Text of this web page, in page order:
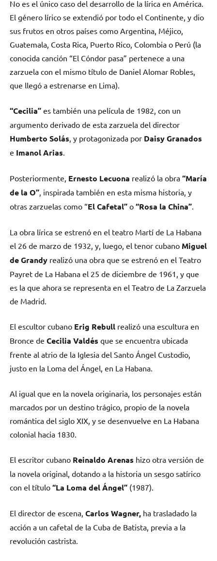
No es el único caso del desarrollo de la lírica en América.
El género lírico se extendió por todo el Continente, y dio
sus frutos en otros países como Argentina, Méjico,
Guatemala, Costa Rica, Puerto Rico, Colombia o Perú (la
conocida canción “El Cóndor pasa” pertenece a una
zarzuela con el mismo título de Daniel Alomar Robles,
que llegó a estrenarse en Lima).
“Cecilia” es también una película de 1982, con un
argumento derivado de esta zarzuela del director
Humberto Solás , y protagonizada por Daisy Granados
e Imanol Arias
Posteriormente, Ernesto Lecuona realizó la obra “María
de la O” , inspirada también en esta misma historia, y
otras zarzuelas como “El Cafetal” o “Rosa la China”
La obra lírica se estrenó en el teatro Martí de La Habana
el 26 de marzo de 1932, y, luego, el tenor cubano Miguel
de Grandy realizó una obra que se estrenó en el Teatro
Payret de La Habana el 25 de diciembre de 1961, y que
es la que ahora se representa en el Teatro de La Zarzuela
de Madrid.
El escultor cubano Erig Rebull realizó una escultura en
Bronce de Cecilia Valdés que se encuentra ubicada
frente al atrio de la Iglesia del Santo Ángel Custodio,
justo en la Loma del Ángel, en La Habana.
Al igual que en la novela originaria, los personajes están
marcados por un destino trágico, propio de la novela
romántica del siglo XIX, y se desenvuelve en La Habana
colonial hacia 1830.
El escritor cubano Reinaldo Arenas hizo otra versión de
la novela original, dotando a la historia un sesgo satírico
con el título “La Loma del Ángel” (1987).
El director de escena, Carlos Wagner, ha trasladado la
acción a un cafetal de la Cuba de Batista, previa a la
revolución castrista.